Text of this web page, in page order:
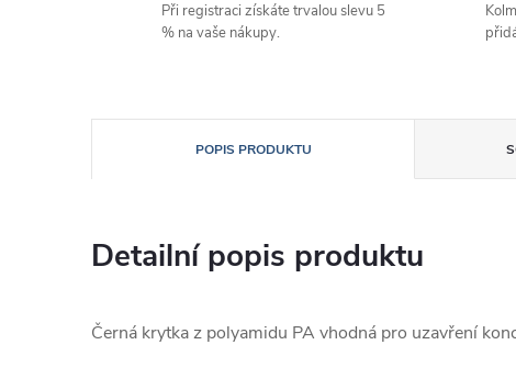
Při registraci získáte trvalou slevu 5
% na vaše nákupy.
POPIS PRODUKTU
Detailní popis produktu
Černá krytka z polyamidu PA vhodná pro uzavření